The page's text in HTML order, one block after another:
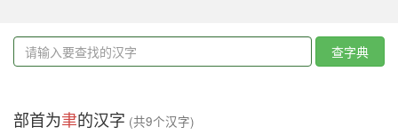
查字典
部首为聿的汉字 (共9个汉字)